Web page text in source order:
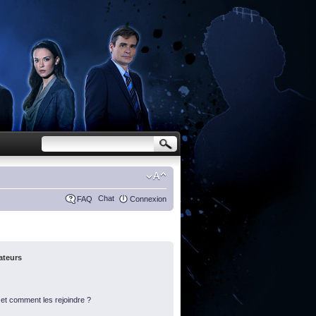
FAQ Chat Connexion
comment les rejoindre ?